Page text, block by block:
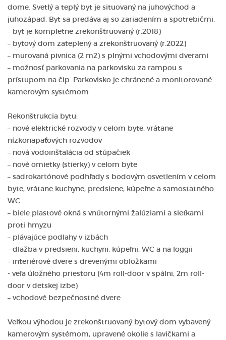
dome. Svetlý a teplý byt je situovaný na juhovýchod a
juhozápad. Byt sa predáva aj so zariadením a spotrebičmi.
– byt je kompletne zrekonštruovaný (r.2018)
– bytový dom zateplený a zrekonštruovaný (r.2022)
– murovaná pivnica (2 m2) s plnými vchodovými dverami
– možnosť parkovania na parkovisku za rampou s
prístupom na čip. Parkovisko je chránené a monitorované
kamerovým systémom
Rekonštrukcia bytu:
– nové elektrické rozvody v celom byte, vrátane
nízkonapäťových rozvodov
– nová vodoinštalácia od stúpačiek
– nové omietky (stierky) v celom byte
– sadrokartónové podhľady s bodovým osvetlením v celom
byte, vrátane kuchyne, predsiene, kúpeľne a samostatného
WC
– biele plastové okná s vnútornými žalúziami a sieťkami
proti hmyzu
– plávajúce podlahy v izbách
– dlažba v predsieni, kuchyni, kúpeľni, WC a na loggii
– interiérové dvere s drevenými obložkami
- veľa úložného priestoru (4m roll-door v spálni, 2m roll-
door v detskej izbe)
– vchodové bezpečnostné dvere
Veľkou výhodou je zrekonštruovaný bytový dom vybavený
kamerovým systémom, upravené okolie s lavičkami a